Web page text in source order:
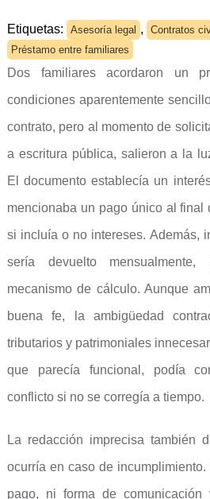
Etiquetas: Asesoría legal , Contratos
Préstamo entre familiares
Dos familiares acordaron un
condiciones aparentemente
contrato, pero al momento de
a escritura pública, salieron a la
El documento establecía un
mencionaba un pago único al final
si incluía o no intereses. Además,
sería devuelto
mecanismo de cálculo. Aunque
buena fe, la ambigüedad
tributarios y patrimoniales
que parecía funcional, podía
conflicto si no se corregía a tiempo.
La redacción imprecisa también
ocurría en caso de
pago, ni forma de comunicación